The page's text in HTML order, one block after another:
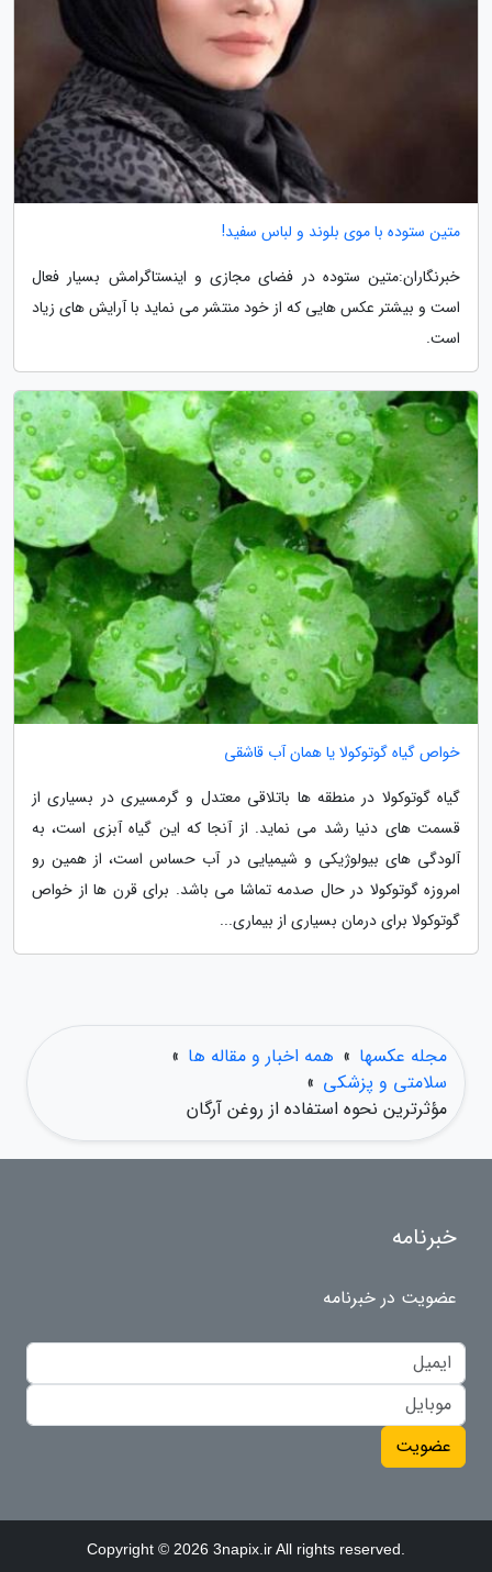
متین ستوده با موی بلوند و لباس سفید!
خبرنگاران:متین ستوده در فضای مجازی و اینستاگرامش بسیار فعال
است و بیشتر عکس هایی که از خود منتشر می نماید با آرایش های زیاد
است.
خواص گیاه گوتوکولا یا همان آب قاشقی
گیاه گوتوکولا در منطقه ها باتلاقی معتدل و گرمسیری در بسیاری از
قسمت های دنیا رشد می نماید. از آنجا که این گیاه آبزی است، به
آلودگی های بیولوژیکی و شیمیایی در آب حساس است، از همین رو
امروزه گوتوکولا در حال صدمه تماشا می باشد. برای قرن ها از خواص
گوتوکولا برای درمان بسیاری از بیماری...
مجله عکسها » همه اخبار و مقاله ها »
سلامتی و پزشکی »
مؤثرترین نحوه استفاده از روغن آرگان
خبرنامه
عضویت در خبرنامه
عضویت
Copyright © 2026 3napix.ir All rights reserved.